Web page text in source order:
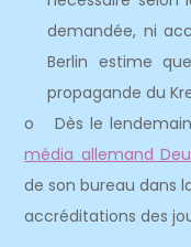
demandée, ni
Berlin estime
propagande du
o Dès le
média allemand
de son bureau dans
accréditations des